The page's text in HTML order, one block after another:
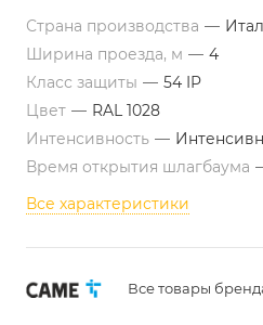
Страна производства —
Ширина проезда, м — 4
Класс защиты — 54 IP
Цвет — RAL 1028
Интенсивность —
Время открытия шлагбаума
Все характеристики
Все товары